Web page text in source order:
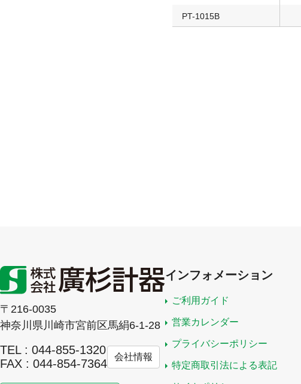
PT-1015B
〒216-0035
神奈川県川崎市宮前区馬絹6-1-28
TEL : 044-855-1320
FAX : 044-854-7364
会社情報
インフォメーション
ご利用ガイド
営業カレンダー
プライバシーポリシー
特定商取引法による表記